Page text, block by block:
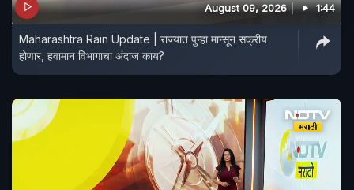
August 09, 2026 1:44
Maharashtra Rain Update | राज्यात पुन्हा मान्सून सक्रीय
होणार, हवामान विभागाचा अंदाज काय?